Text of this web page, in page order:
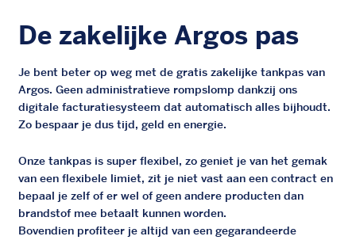
De zakelijke Argos pas
Je bent beter op weg met de gratis zakelijke tankpas van
Argos. Geen administratieve rompslomp dankzij ons
digitale facturatiesysteem dat automatisch alles bijhoudt.
Zo bespaar je dus tijd, geld en energie.
Onze tankpas is super flexibel, zo geniet je van het gemak
van een flexibele limiet, zit je niet vast aan een contract en
bepaal je zelf of er wel of geen andere producten dan
brandstof mee betaalt kunnen worden.
Bovendien profiteer je altijd van een gegarandeerde